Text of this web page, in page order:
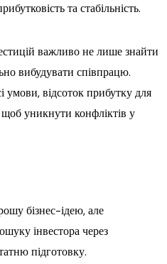
та стабільність.
важливо не лише знайти
вибудувати співпрацю.
умови, відсоток прибутку для
уникнути конфліктів у
бізнес-ідею, але
інвестора через
підготовку.